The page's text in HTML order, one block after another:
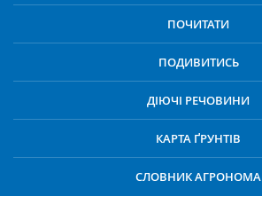
ПОЧИТАТИ
ПОДИВИТИСЬ
ДІЮЧІ РЕЧОВИНИ
КАРТА ҐРУНТІВ
СЛОВНИК АГРОНОМА